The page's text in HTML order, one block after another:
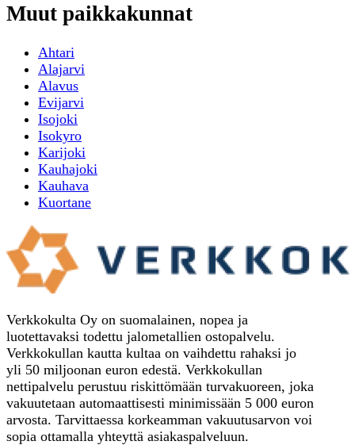
Muut paikkakunnat
Ahtari
Alajarvi
Alavus
Evijarvi
Isojoki
Isokyro
Karijoki
Kauhajoki
Kauhava
Kuortane
Verkkokulta Oy on suomalainen, nopea ja
luotettavaksi todettu jalometallien ostopalvelu.
Verkkokullan kautta kultaa on vaihdettu rahaksi jo
yli 50 miljoonan euron edestä. Verkkokullan
nettipalvelu perustuu riskittömään turvakuoreen, joka
vakuutetaan automaattisesti minimissään 5 000 euron
arvosta. Tarvittaessa korkeamman vakuutusarvon voi
sopia ottamalla yhteyttä asiakaspalveluun.